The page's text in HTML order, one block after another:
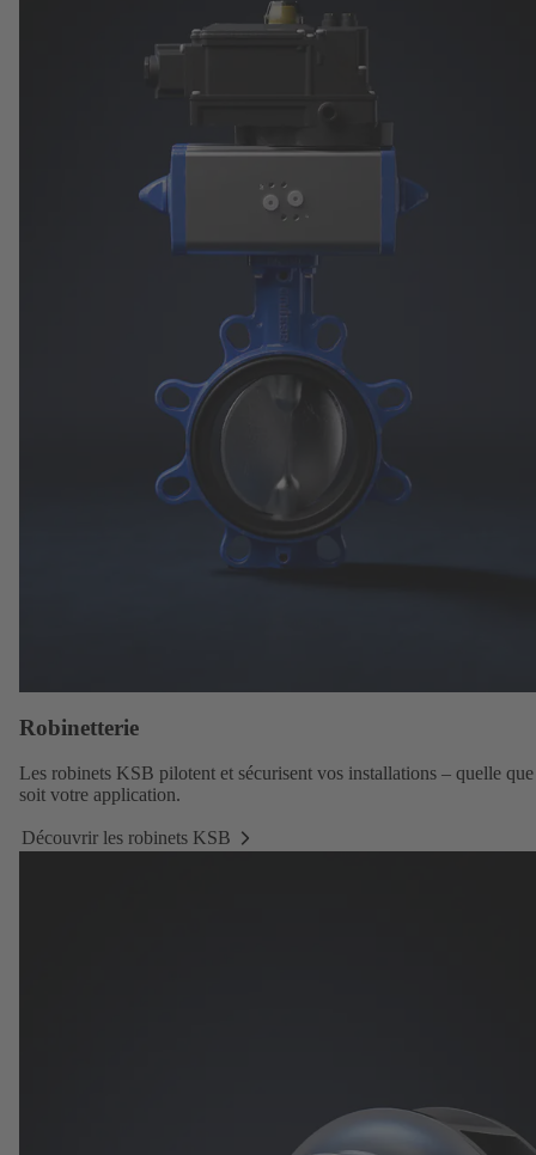
Robinetterie
Les robinets KSB pilotent et sécurisent vos installations – quelle que
soit votre application.
Découvrir les robinets KSB
Découvrir